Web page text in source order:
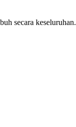
secara keseluruhan.